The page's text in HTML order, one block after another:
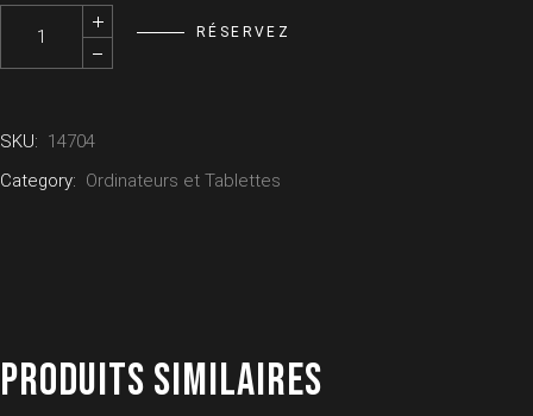
Kit 1x Mini Mac - APPLE quantity
RÉSERVEZ
SKU: 14704
Category: Ordinateurs et Tablettes
PRODUITS SIMILAIRES